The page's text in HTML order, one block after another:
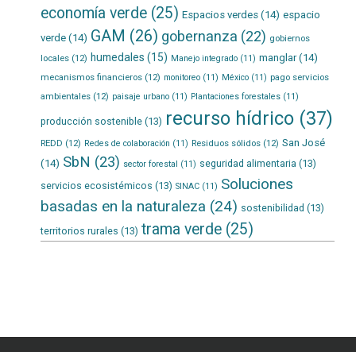
economía verde(25) Espacios verdes(14) espacio
verde(14) GAM (26) gobernanza (22) gobiernos
locales(12) humedales (15) Manejo integrado(11) manglar(14)
mecanismos financieros(12) monitoreo(11) México(11) pago servicios
ambientales(12) paisaje urbano(11) Plantaciones forestales(11)
producción sostenible(13) recurso hídrico(37)
REDD (12) Redes de colaboración (11) Residuos sólidos(12) San José
(14) SbN (23) sector forestal (11) seguridad alimentaria (13)
servicios ecosistémicos (13) SINAC(11) Soluciones
basadas en la naturaleza (24) sostenibilidad (13)
territorios rurales (13) trama verde(25)